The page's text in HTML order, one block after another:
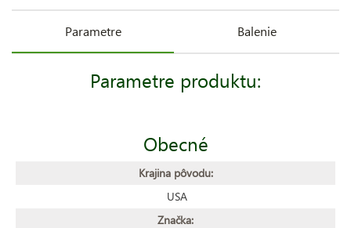
Parametre Balenie
Parametre produktu:
Obecné
Krajina pôvodu:
USA
Značka: